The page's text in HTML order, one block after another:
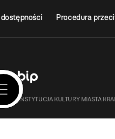
Procedura
– INSTYTUCJA KULTURY MIASTA